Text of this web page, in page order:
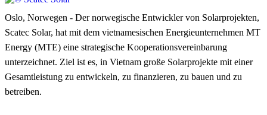
Oslo, Norwegen - Der norwegische Entwickler von Solarprojekten,
Scatec Solar, hat mit dem vietnamesischen Energieunternehmen MT
Energy (MTE) eine strategische Kooperationsvereinbarung
unterzeichnet. Ziel ist es, in Vietnam große Solarprojekte mit einer
Gesamtleistung zu entwickeln, zu finanzieren, zu bauen und zu
betreiben.